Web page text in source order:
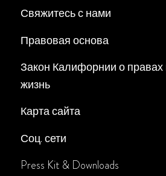
Свяжитесь с нами
Правовая основа
Закон Калифорнии о правах
жизнь
Карта сайта
Соц. сети
Press Kit & Downloads